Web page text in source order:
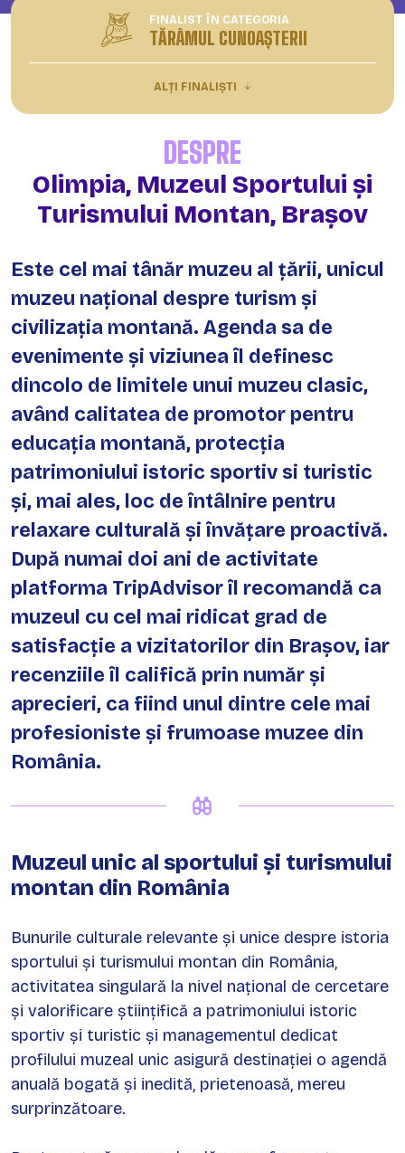
FINALIST ÎN CATEGORIA
TĂRÂMUL CUNOAȘTERII
ALȚI FINALIȘTI
DESPRE
Olimpia, Muzeul Sportului și
Turismului Montan, Brașov
Este cel mai tânăr muzeu al țării, unicul
muzeu național despre turism și
civilizația montană. Agenda sa de
evenimente și viziunea îl definesc
dincolo de limitele unui muzeu clasic,
având calitatea de promotor pentru
educația montană, protecția
patrimoniului istoric sportiv si turistic
și, mai ales, loc de întâlnire pentru
relaxare culturală și învățare proactivă.
După numai doi ani de activitate
platforma TripAdvisor îl recomandă ca
muzeul cu cel mai ridicat grad de
satisfacție a vizitatorilor din Brașov, iar
recenziile îl califică prin număr și
aprecieri, ca fiind unul dintre cele mai
profesioniste și frumoase muzee din
România.
Muzeul unic al sportului și turismului
montan din România
Bunurile culturale relevante și unice despre istoria
sportului și turismului montan din România,
activitatea singulară la nivel național de cercetare
și valorificare științifică a patrimoniului istoric
sportiv și turistic și managementul dedicat
profilului muzeal unic asigură destinației o agendă
anuală bogată și inedită, prietenoasă, mereu
surprinzătoare.